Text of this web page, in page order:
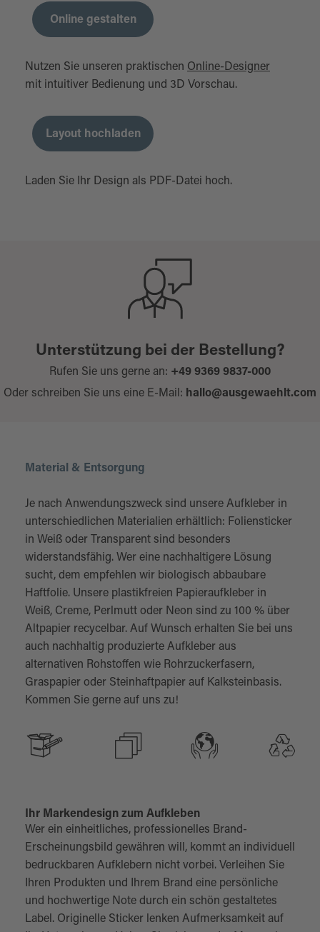
Online gestalten
Nutzen Sie unseren praktischen Online-Designer
mit intuitiver Bedienung und 3D Vorschau.
Layout hochladen
Laden Sie Ihr Design als PDF-Datei hoch.
Unterstützung bei der Bestellung?
Rufen Sie uns gerne an: +49 9369 9837-000
Oder schreiben Sie uns eine E-Mail: hallo@ausgewaehlt.com
Material & Entsorgung
Je nach Anwendungszweck sind unsere Aufkleber in
unterschiedlichen Materialien erhältlich: Foliensticker
in Weiß oder Transparent sind besonders
widerstandsfähig. Wer eine nachhaltigere Lösung
sucht, dem empfehlen wir biologisch abbaubare
Haftfolie. Unsere plastikfreien Papieraufkleber in
Weiß, Creme, Perlmutt oder Neon sind zu 100 % über
Altpapier recycelbar. Auf Wunsch erhalten Sie bei uns
auch nachhaltig produzierte Aufkleber aus
alternativen Rohstoffen wie Rohrzuckerfasern,
Graspapier oder Steinhaftpapier auf Kalksteinbasis.
Kommen Sie gerne auf uns zu!
Ihr Markendesign zum Aufkleben
Wer ein einheitliches, professionelles Brand-
Erscheinungsbild gewähren will, kommt an individuell
bedruckbaren Aufklebern nicht vorbei. Verleihen Sie
Ihren Produkten und Ihrem Brand eine persönliche
und hochwertige Note durch ein schön gestaltetes
Label. Originelle Sticker lenken Aufmerksamkeit auf